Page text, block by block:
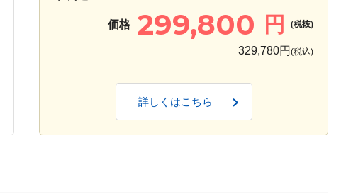
価格 299,800 円 (税抜)
329,780円 (税込)
詳しくはこちら